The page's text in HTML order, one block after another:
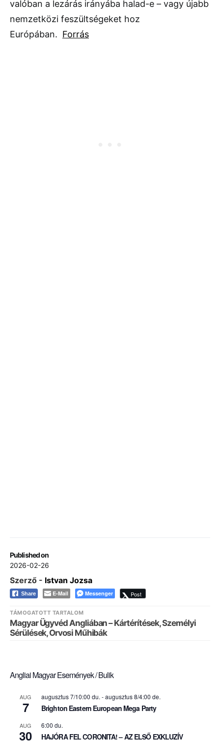
Published on
2026-02-26
valóban a lezárás irányába halad-e – vagy újabb
nemzetközi feszültségeket hoz
Európában. Forrás
Szerző - Istvan Jozsa
Share E-Mail Messenger Post
TÁMOGATOTT TARTALOM
Magyar Ügyvéd Angliában – Kártérítések, Személyi
Sérülések, Orvosi Műhibák
Angliai Magyar Események / Bulik
AUG
7
augusztus 7/10:00 du. -augusztus 8/4:00 de.
Brighton Eastern European Mega Party
AUG
30
6:00 du.
HAJÓRA FEL CORONITA! – AZ ELSŐ EXKLUZÍV